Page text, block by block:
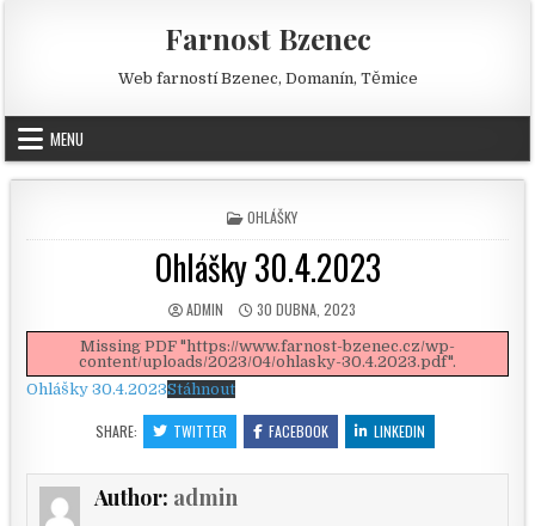
Farnost Bzenec
Web farností Bzenec, Domanín, Těmice
MENU
POSTED IN
OHLÁŠKY
Ohlášky 30.4.2023
AUTHOR:
ADMIN PUBLISHED DATE:
30 DUBNA, 2023
Missing PDF "https://www.farnost-bzenec.cz/wp-
content/uploads/2023/04/ohlasky-30.4.2023.pdf".
Ohlášky 30.4.2023Stáhnout
SHARE: TWITTER FACEBOOK LINKEDIN
Author: admin